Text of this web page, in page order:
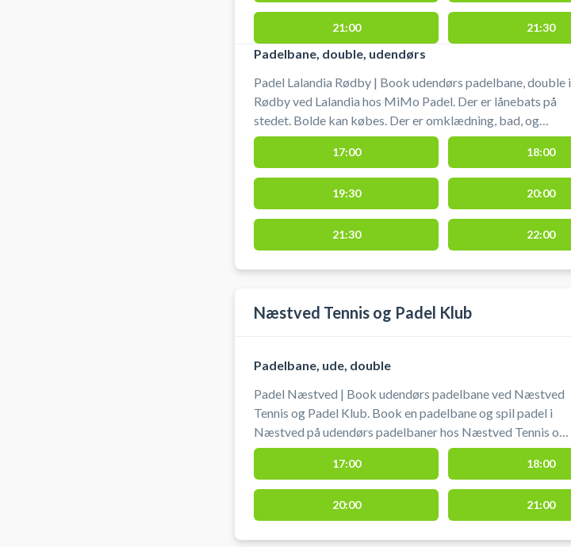
21:00 21:30
Padelbane, double, udendørs
Padel Lalandia Rødby | Book udendørs padelbane, double i
Rødby ved Lalandia hos MiMo Padel. Der er lånebats på
stedet. Bolde kan købes. Der er omklædning, bad, og
toliet. Gratis parkering.
17:00 18:00
19:30 20:00
21:30 22:00
Næstved Tennis og Padel Klub
Padelbane, ude, double
Padel Næstved | Book udendørs padelbane ved Næstved
Tennis og Padel Klub. Book en padelbane og spil padel i
Næstved på udendørs padelbaner hos Næstved Tennis og
Padel Klub. Der er gratis parkering foran tennishallen
beliggende på adressen Nygårdsvej 102, 4700 Næstved.
#Book-padel-næstved #padel-udendørs-næstved #padel-
17:00 18:00
20:00 21:00